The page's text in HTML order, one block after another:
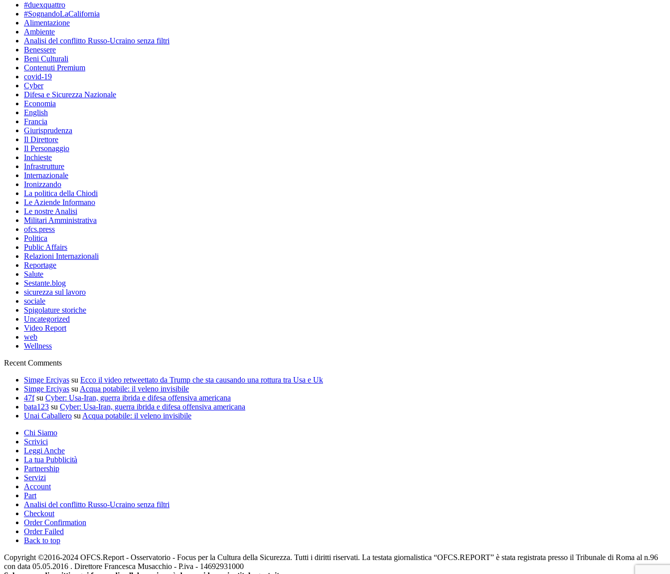
#duexquattro
#SognandoLaCalifornia
Alimentazione
Ambiente
Analisi del conflitto Russo-Ucraino senza filtri
Benessere
Beni Culturali
Contenuti Premium
covid-19
Cyber
Difesa e Sicurezza Nazionale
Economia
English
Francia
Giurisprudenza
Il Direttore
Il Personaggio
Inchieste
Infrastrutture
Internazionale
Ironizzando
La politica della Chiodi
Le Aziende Informano
Le nostre Analisi
Militari Amministrativa
ofcs.press
Politica
Public Affairs
Relazioni Internazionali
Reportage
Salute
Sestante.blog
sicurezza sul lavoro
sociale
Spigolature storiche
Uncategorized
Video Report
web
Wellness
Recent Comments
Simge Erciyas su Ecco il video retweettato da Trump che sta causando una rottura tra Usa e Uk
Simge Erciyas su Acqua potabile: il veleno invisibile
47fsu Cyber: Usa-Iran, guerra ibrida e difesa offensiva americana
bata123 su Cyber: Usa-Iran, guerra ibrida e difesa offensiva americana
Unai Caballero su Acqua potabile: il veleno invisibile
Chi Siamo
Scrivici
Leggi Anche
La tua Pubblicità
Partnership
Servizi
Account
Part
Analisi del conflitto Russo-Ucraino senza filtri
Checkout
Order Confirmation
Order Failed
Back to top
Copyright ©2016-2024 OFCS.Report - Osservatorio - Focus per la Cultura della Sicurezza. Tutti i diritti riservati. La testata giornalistica “OFCS.REPORT” è stata registrata presso il Tribunale di Roma al n.96
con data 05.05.2016 . Direttore Francesca Musacchio - P.iva - 14692931000